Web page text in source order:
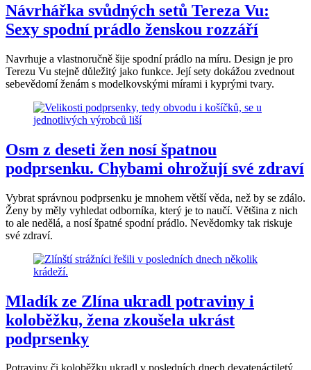
Návrhářka svůdných setů Tereza Vu:
Sexy spodní prádlo ženskou rozzáří
Navrhuje a vlastnoručně šije spodní prádlo na míru. Design je pro
Terezu Vu stejně důležitý jako funkce. Její sety dokážou zvednout
sebevědomí ženám s modelkovskými mírami i kyprými tvary.
Osm z deseti žen nosí špatnou
podprsenku. Chybami ohrožují své zdraví
Vybrat správnou podprsenku je mnohem větší věda, než by se zdálo.
Ženy by měly vyhledat odborníka, který je to naučí. Většina z nich
to ale nedělá, a nosí špatné spodní prádlo. Nevědomky tak riskuje
své zdraví.
Mladík ze Zlína ukradl potraviny i
koloběžku, žena zkoušela ukrást
podprsenky